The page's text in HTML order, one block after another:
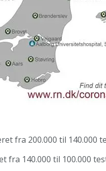
fra 200.000 til 140.000
fra 140.000 til 100.000